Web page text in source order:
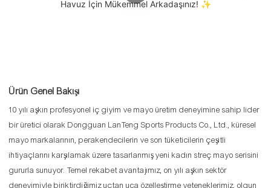
Ürün Genel Bakışı
10 yılı aşkın profesyonel iç giyim ve mayo üretim deneyimine sahip lider
bir üretici olarak Dongguan LanTeng Sports Products Co., Ltd., küresel
mayo markalarının, perakendecilerin ve son tüketicilerin çeşitli
ihtiyaçlarını karşılamak üzere tasarlanmış yeni kadın streç mayo serisini
gururla sunuyor. Temel rekabet avantajımız, on yılı aşkın sektör
deneyimiyle biriktirdiğimiz uçtan uca özelleştirme yeteneklerimiz, olgun